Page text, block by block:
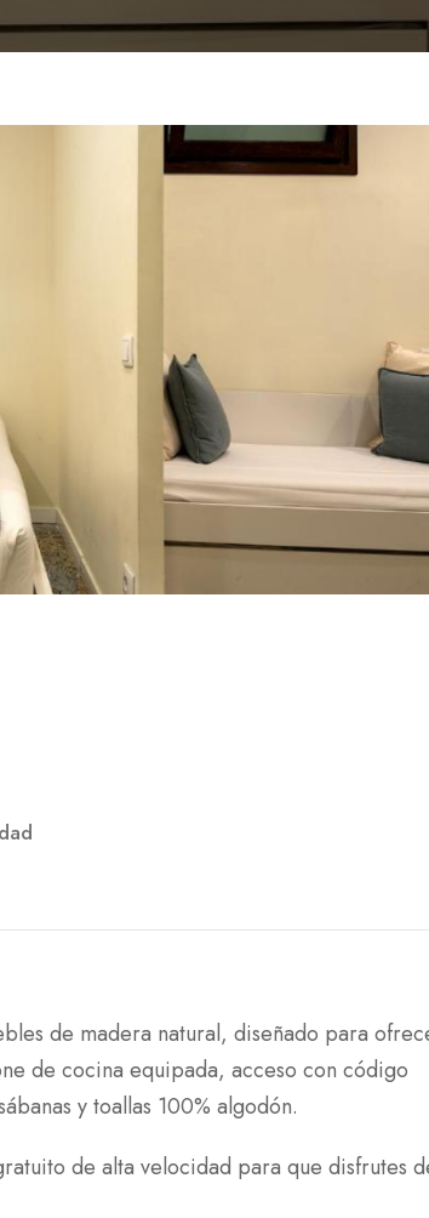
de madera natural, diseñado para
de cocina equipada, acceso con código
y toallas 100% algodón.
de alta velocidad para que disfrutes